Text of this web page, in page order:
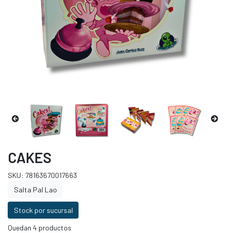
CAKES
SKU: 78163670017663
Salta Pal Lao
Stock por sucursal
Quedan 4 productos